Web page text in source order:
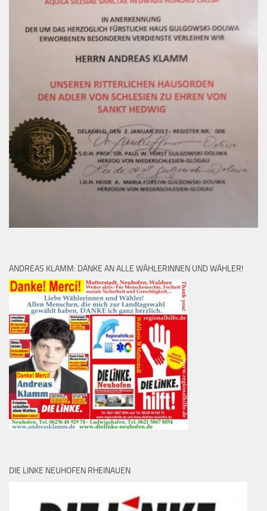
ANDREAS KLAMM: DANKE AN ALLE WÄHLERINNEN UND WÄHLER!
DIE LINKE NEUHOFEN RHEINAUEN